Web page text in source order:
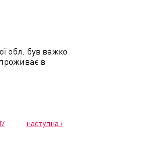
обл. був важко
в
наступна ›